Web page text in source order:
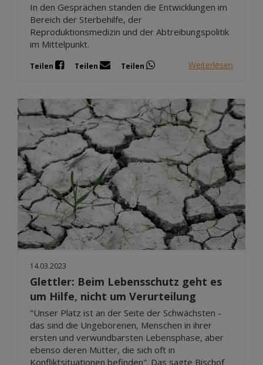
In den Gesprächen standen die Entwicklungen im
Bereich der Sterbehilfe, der
Reproduktionsmedizin und der Abtreibungspolitik
im Mittelpunkt.
Teilen Teilen Teilen Weiterlesen
14.03.2023
Glettler: Beim Lebensschutz geht es
um Hilfe, nicht um Verurteilung
"Unser Platz ist an der Seite der Schwächsten -
das sind die Ungeborenen, Menschen in ihrer
ersten und verwundbarsten Lebensphase, aber
ebenso deren Mütter, die sich oft in
Konfliktsituationen befinden". Das sagte Bischof